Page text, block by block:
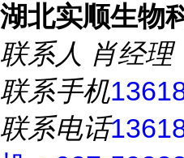
湖北实顺生物
联系人 肖经理
联系手机
联系电话